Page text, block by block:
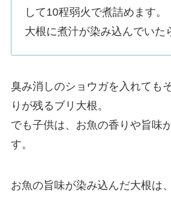
して10程弱火で煮詰めます。
大根に煮汁が染み込んでいた
臭み消しのショウガを入れても
りが残るブリ大根。
でも子供は、お魚の香りや旨味
す。
お魚の旨味が染み込んだ大根は